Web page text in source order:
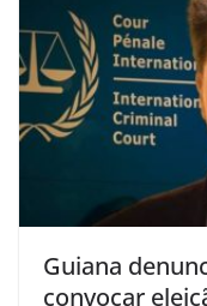
Guiana
convocar